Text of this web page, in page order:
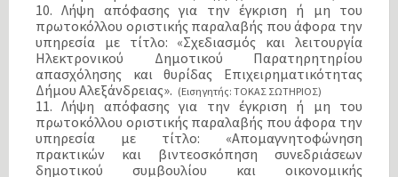
10. Λήψη απόφασης για την έγκριση ή μη του
πρωτοκόλλου οριστικής παραλαβής που άφορα την
υπηρεσία με τίτλο: «Σχεδιασμός και λειτουργία
Ηλεκτρονικού Δημοτικού Παρατηρητηρίου
απασχόλησης και θυρίδας Επιχειρηματικότητας
Δήμου Αλεξάνδρειας». (Εισηγητής: ΤΟΚΑΣ ΣΩΤΗΡΙΟΣ)
11. Λήψη απόφασης για την έγκριση ή μη του
πρωτοκόλλου οριστικής παραλαβής που άφορα την
υπηρεσία με τίτλο: «Απομαγνητοφώνηση
πρακτικών και βιντεοσκόπηση συνεδριάσεων
δημοτικού συμβουλίου και οικονομικής